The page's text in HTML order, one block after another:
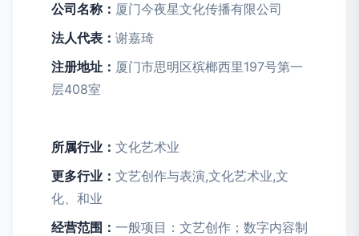
公司名称： 厦门今夜星文化传播有限公司
法人代表： 谢嘉琦
注册地址： 厦门市思明区槟榔西里197号第一
层408室
所属行业： 文化艺术业
更多行业： 文艺创作与表演,文化艺术业,文
化、和业
经营范围： 一般项目：文艺创作；数字内容制